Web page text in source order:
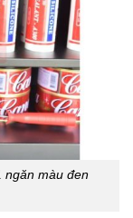
ngăn màu đen